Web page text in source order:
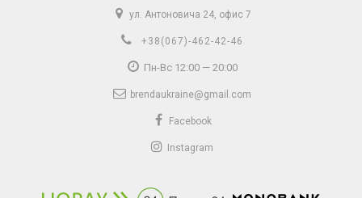
ул. Антоновича 24, офис 7
+38(067)-462-42-46
Пн-Вс 12:00 — 20:00
brendaukraine@gmail.com
Facebook
Instagram